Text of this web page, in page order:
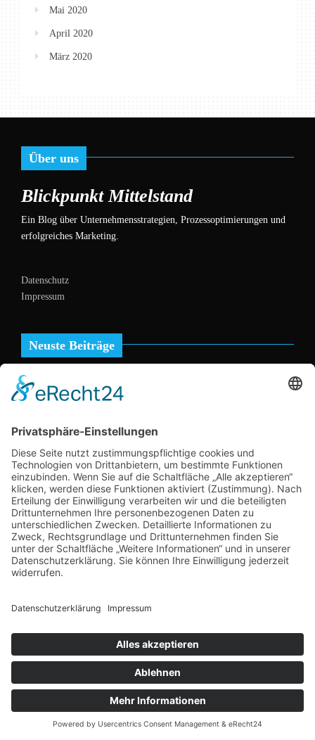
Mai 2020
April 2020
März 2020
Über uns
Blickpunkt Mittelstand
Ein Blog über Unternehmensstrategien, Prozessoptimierungen und
erfolgreiches Marketing.
Datenschutz
Impressum
Neuste Beiträge
Saison verlängern
Wenn das Büro zur Bühne wird: So verändern außergewöhnliche
Teamreisen die Unternehmenskultur
Wenn Verpackung mehr erzählt als Worte – wie
Mittelstandskonzepte 2026 Kunden überzeugen
Kategorien
Allgemein
Dienstleistungen
Marketing
Technik
Unternehmen